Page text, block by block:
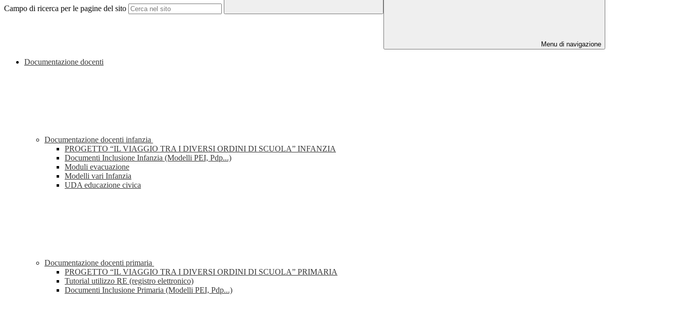
Campo di ricerca per le pagine del sito
Menu di navigazione
Documentazione docenti
Documentazione docenti infanzia
PROGETTO “IL VIAGGIO TRA I DIVERSI ORDINI DI SCUOLA” INFANZIA
Documenti Inclusione Infanzia (Modelli PEI, Pdp...)
Moduli evacuazione
Modelli vari Infanzia
UDA educazione civica
Documentazione docenti primaria
PROGETTO “IL VIAGGIO TRA I DIVERSI ORDINI DI SCUOLA” PRIMARIA
Tutorial utilizzo RE (registro elettronico)
Documenti Inclusione Primaria (Modelli PEI, Pdp...)